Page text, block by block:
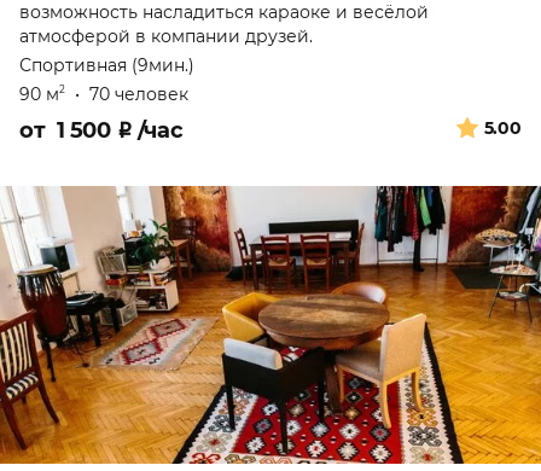
возможность насладиться караоке и весёлой
атмосферой в компании друзей.
Спортивная (9мин.)
90 м2 • 70 человек
5.00
от 1 500 ₽ /час